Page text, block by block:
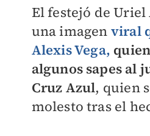
El festejó de
una imagen viral
Alexis Vega,
algunos sapes al
Cruz Azul, quien
molesto tras el